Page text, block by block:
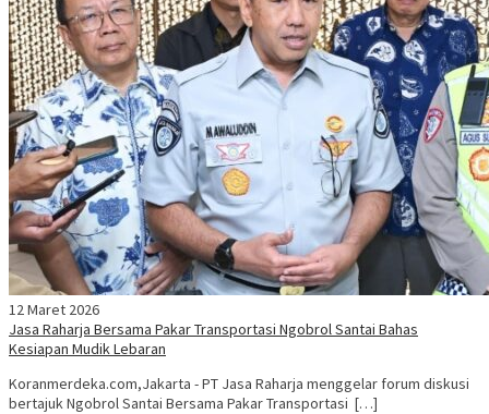
12 Maret 2026
Jasa Raharja Bersama Pakar Transportasi Ngobrol Santai Bahas
Kesiapan Mudik Lebaran
Koranmerdeka.com,Jakarta - PT Jasa Raharja menggelar forum diskusi
bertajuk Ngobrol Santai Bersama Pakar Transportasi […]